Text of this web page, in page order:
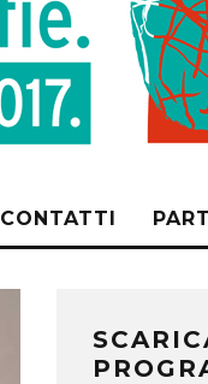
CONTATTI